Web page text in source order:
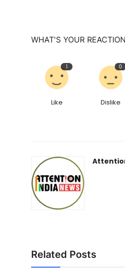
WHAT'S YOUR
1
Like
0
Dislike
Related Posts